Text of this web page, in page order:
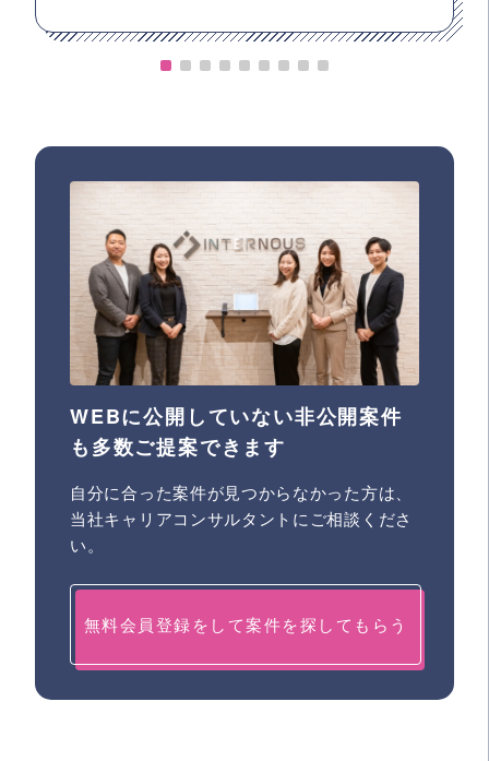
WEBに公開していない非公開案件
も多数ご提案できます
自分に合った案件が見つからなかった方は、
当社キャリアコンサルタントにご相談くださ
い。
無料会員登録をして案件を探してもらう